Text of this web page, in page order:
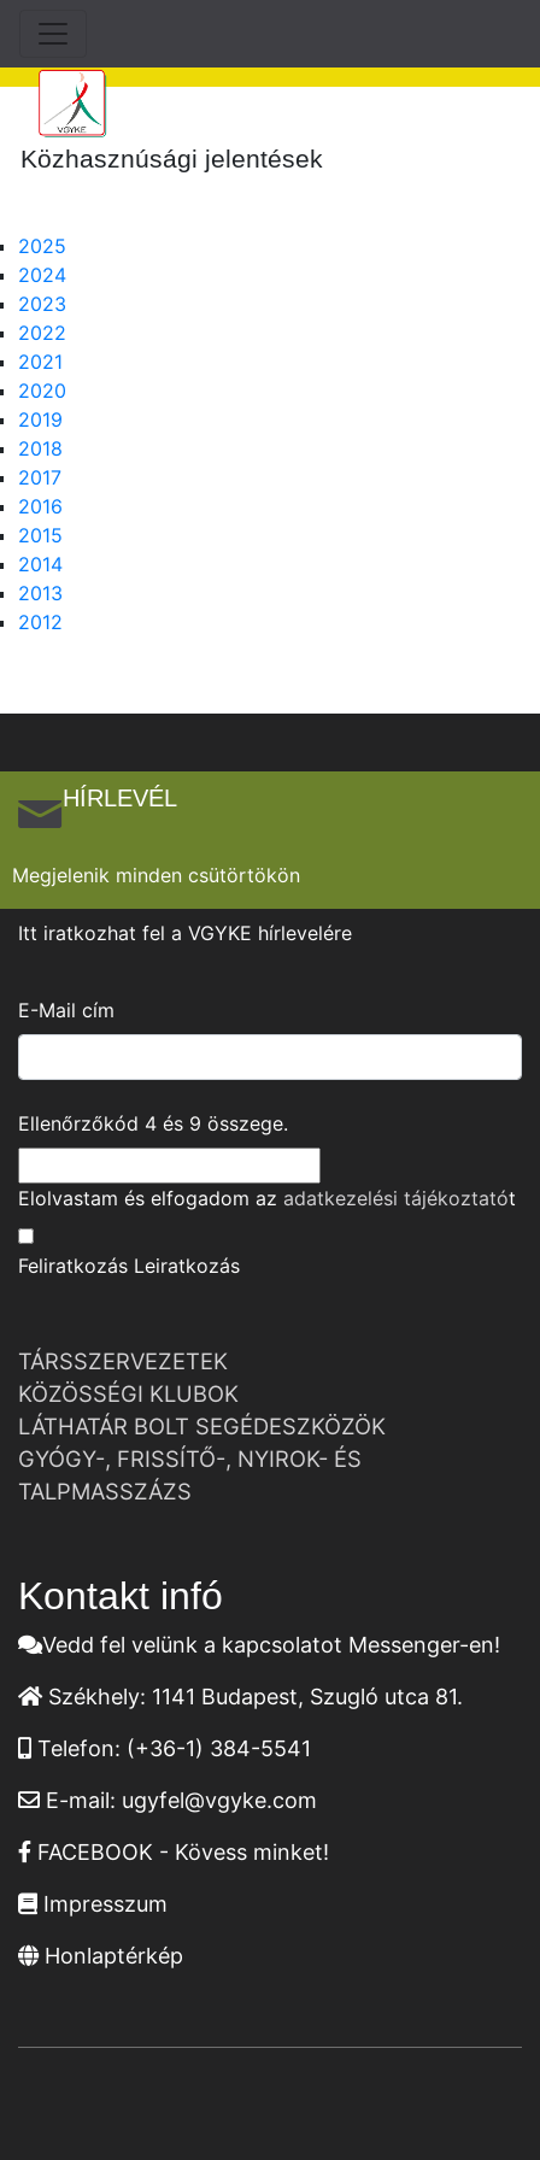
Közhasznúsági jelentések
2025
2024
2023
2022
2021
2020
2019
2018
2017
2016
2015
2014
2013
2012
HÍRLEVÉL
Megjelenik minden csütörtökön
Itt iratkozhat fel a VGYKE hírlevelére
E-Mail cím
Ellenőrzőkód 4 és 9 összege.
Elolvastam és elfogadom az adatkezelési tájékoztatót
Feliratkozás Leiratkozás
TÁRSSZERVEZETEK
KÖZÖSSÉGI KLUBOK
LÁTHATÁR BOLT SEGÉDESZKÖZÖK
GYÓGY-, FRISSÍTŐ-, NYIROK- ÉS
TALPMASSZÁZS
Kontakt infó
Vedd fel velünk a kapcsolatot Messenger-en!
Székhely: 1141 Budapest, Szugló utca 81.
Telefon: (+36-1) 384-5541
E-mail: ugyfel@vgyke.com
FACEBOOK - Kövess minket!
Impresszum
Honlaptérkép